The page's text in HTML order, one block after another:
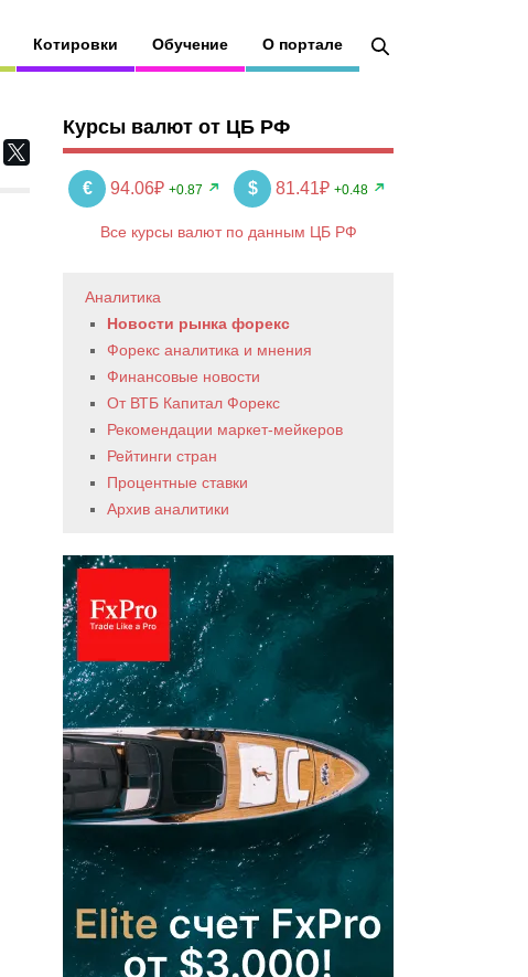
Котировки Обучение О портале
Курсы валют от ЦБ РФ
€ 94.06₽ +0.87 $ 81.41₽ +0.48
Все курсы валют по данным ЦБ РФ
Аналитика
Новости рынка форекс
Форекс аналитика и мнения
Финансовые новости
От ВТБ Капитал Форекс
Рекомендации маркет-мейкеров
Рейтинги стран
Процентные ставки
Архив аналитики